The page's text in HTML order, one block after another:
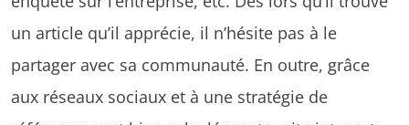
un article qu’il apprécie, il n’hésite pas à le
partager avec sa communauté. En outre, grâce
aux réseaux sociaux et à une stratégie de